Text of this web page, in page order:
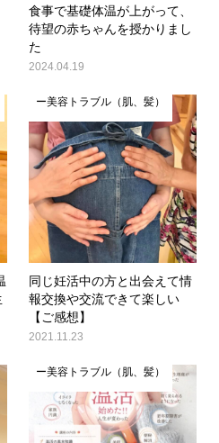
食事で基礎体温が上がって、
待望の赤ちゃんを授かりまし
た
2024.04.19
ー美容トラブル（肌、髪）
同じ妊活中の方と出会えて情
報交換や交流できて楽しい
【ご感想】
2021.11.23
ー美容トラブル（肌、髪）